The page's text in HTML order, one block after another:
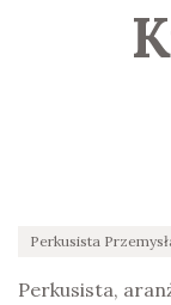
Perkusista
Perkusista,